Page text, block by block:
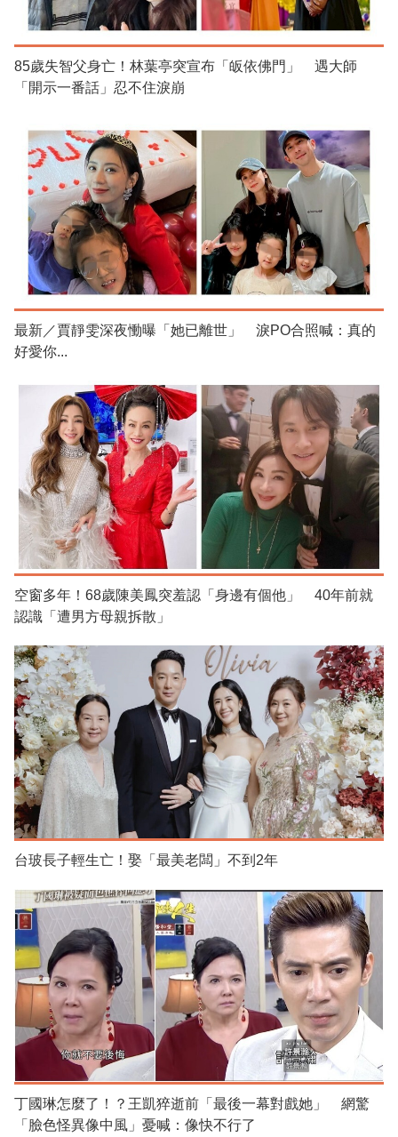
85歲失智父身亡！林葉亭突宣布「皈依佛門」 遇大師
「開示一番話」忍不住淚崩
最新／賈靜雯深夜慟曝「她已離世」 淚PO合照喊：真的
好愛你...
空窗多年！68歲陳美鳳突羞認「身邊有個他」 40年前就
認識「遭男方母親拆散」
台玻長子輕生亡！娶「最美老闆」不到2年
丁國琳怎麼了！？王凱猝逝前「最後一幕對戲她」 網驚
「臉色怪異像中風」憂喊：像快不行了